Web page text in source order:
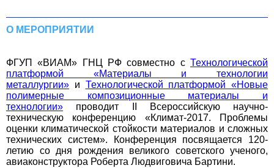
О МЕРОПРИЯТИИ
ФГУП «ВИАМ» ГНЦ РФсовместно сТехнологической
платформой «Материалы и технологии
металлургии» и Технологической платформой «Новые
полимерные композиционные материалы и
технологии» проводит II Всероссийскую научно-
техническую конференцию «Климат-2017. Проблемы
оценки климатической стойкости материалов и сложных
технических систем».
Конференция посвящается 120-
летию со дня рождения великого советского ученого,
авиаконструктора Роберта Людвиговича Бартини.